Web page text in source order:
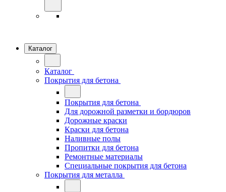
Каталог
Каталог
Покрытия для бетона
Покрытия для бетона
Для дорожной разметки и бордюров
Дорожные краски
Краски для бетона
Наливные полы
Пропитки для бетона
Ремонтные материалы
Специальные покрытия для бетона
Покрытия для металла